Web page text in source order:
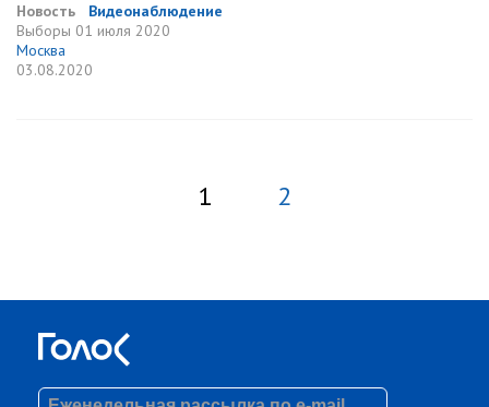
Новость
Видеонаблюдение
Выборы 01 июля 2020
Москва
03.08.2020
1 2